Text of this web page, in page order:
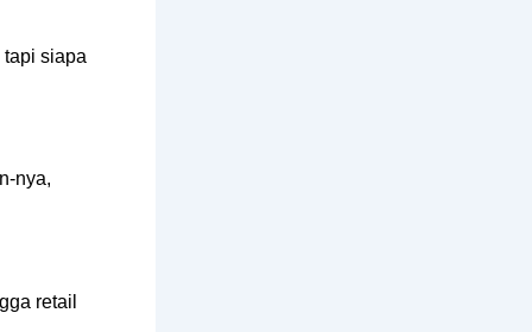
siapa
nya,
retail